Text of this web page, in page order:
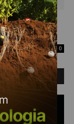
atenção
0